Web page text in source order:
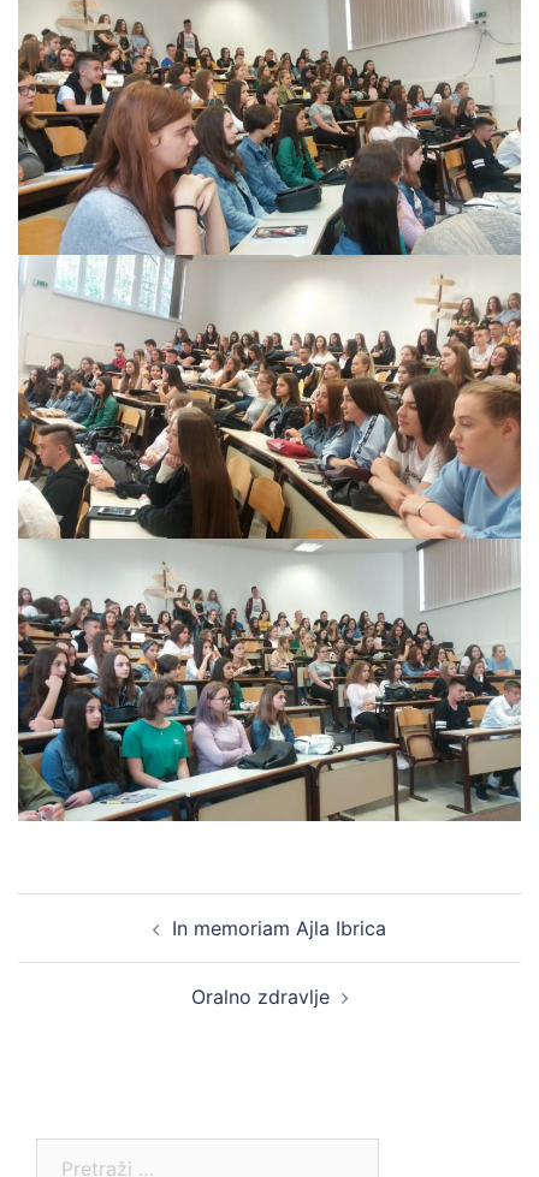
navigation In memoriam Ajla Ibrica
Oralno zdravlje